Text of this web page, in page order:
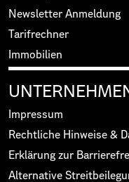
Newsletter Anmeldung
Tarifrechner
Immobilien
Impressum
Rechtliche Hinweise &
Erklärung zur
Alternative